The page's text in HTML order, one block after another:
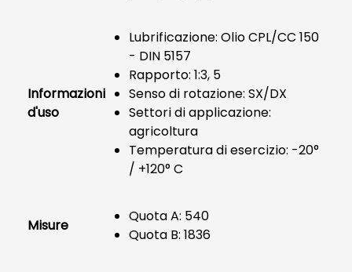
Informazioni
d'uso
Lubrificazione: Olio CPL/CC 150
- DIN 5157
Rapporto: 1:3, 5
Senso di rotazione: SX/DX
Settori di applicazione:
agricoltura
Temperatura di esercizio: -20°
/ +120° C
Misure
Quota A: 540
Quota B: 1836